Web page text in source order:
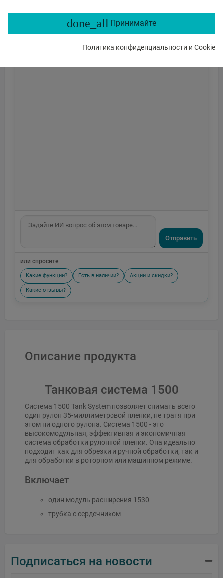
done_all Принимайте
Политика конфиденциальности и Cookie
Отправить
или спросите
Какие функции? Есть в наличии? Акции и скидки?
Какие отзывы?
Описание продукта
Танковая система 1500
Система 1500 Tank System позволяет снимать всего
один рулон 35-миллиметровой пленки, не тратя при
этом ни одного рулона. Система 1500 - это
высокомодульная, эффективная и экономичная
система обработки рулонной пленки. Она идеально
подходит как для обрезки и ручной обработки, так и
для обработки в роторном или машинном режиме.
Включает
один модуль расширения 1530
трубка с сердечником
Подписаться на новости